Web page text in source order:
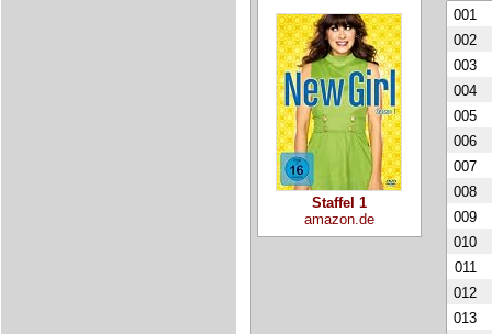
Staffel 1
amazon.de
001
002
003
004
005
006
007
008
009
010
011
012
013